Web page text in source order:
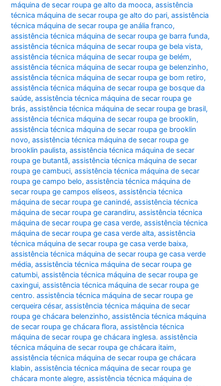
máquina de secar roupa ge alto da mooca,assistência
técnica máquina de secar roupa ge alto do pari,assistência
técnica máquina de secar roupa ge anália franco,
assistência técnica máquina de secar roupa ge barra funda,
assistência técnica máquina de secar roupa ge bela vista,
assistência técnica máquina de secar roupa ge belém,
assistência técnica máquina de secar roupa ge belenzinho,
assistência técnica máquina de secar roupa ge bom retiro,
assistência técnica máquina de secar roupa ge bosque da
saúde,assistência técnica máquina de secar roupa ge
brás,assistência técnica máquina de secar roupa ge brasil,
assistência técnica máquina de secar roupa ge brooklin,
assistência técnica máquina de secar roupa ge brooklin
novo,assistência técnica máquina de secar roupa ge
brooklin paulista,assistência técnica máquina de secar
roupa ge butantã,assistência técnica máquina de secar
roupa ge cambuci,assistência técnica máquina de secar
roupa ge campo belo,assistência técnica máquina de
secar roupa ge campos elíseos,assistência técnica
máquina de secar roupa ge canindé,assistência técnica
máquina de secar roupa ge carandiru,assistência técnica
máquina de secar roupa ge casa verde,assistência técnica
máquina de secar roupa ge casa verde alta,assistência
técnica máquina de secar roupa ge casa verde baixa,
assistência técnica máquina de secar roupa ge casa verde
média,assistência técnica máquina de secar roupa ge
catumbi,assistência técnica máquina de secar roupa ge
caxingui,assistência técnica máquina de secar roupa ge
centro. assistência técnica máquina de secar roupa ge
cerqueira césar,assistência técnica máquina de secar
roupa ge chácara belenzinho,assistência técnica máquina
de secar roupa ge chácara flora,assistência técnica
máquina de secar roupa ge chácara inglesa. assistência
técnica máquina de secar roupa ge chácara itaim,
assistência técnica máquina de secar roupa ge chácara
klabin,assistência técnica máquina de secar roupa ge
chácara monte alegre,assistência técnica máquina de